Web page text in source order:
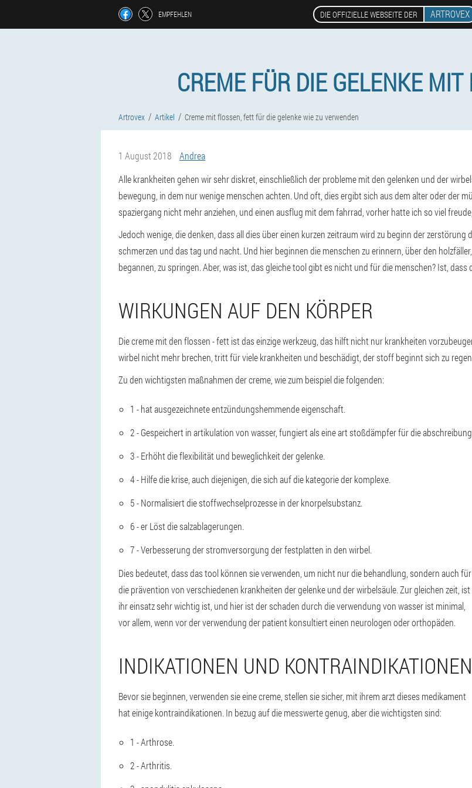
EMPFEHLEN DIE OFFIZIELLE WEBSEITE DER ARTROVEX
CREME FÜR DIE GELENKE
Artrovex Artikel Creme mit flossen, fett für die gelenke wie zu verwenden
1 August 2018
Andrea
Alle krankheiten gehen wir sehr diskret, einschließlich der probleme mit den gelenken und der
bewegung, in dem nur wenige menschen achten. Und oft, dies ergibt sich aus dem alter oder der
spaziergang nicht mehr anziehen, und einen ausflug mit dem fahrrad, vorher hatte ich so viel
Jedoch wenige, die denken, dass all dies über einen kurzen zeitraum wird zu beginn der
schmerzen und das tag und nacht. Und hier beginnen die menschen zu erinnern, über den
begannen, zu springen. Aber, was ist, das gleiche tool gibt es nicht und für die menschen? Ist,
WIRKUNGEN AUF DEN KÖRPER
Die creme mit den flossen - fett ist das einzige werkzeug, das hilft nicht nur krankheiten
wirbel nicht mehr brechen, tritt für viele krankheiten und beschädigt, der stoff beginnt sich zu
Zu den wichtigsten maßnahmen der creme, wie zum beispiel die folgenden:
1 - hat ausgezeichnete entzündungshemmende eigenschaft.
2 - Gespeichert in artikulation von wasser, fungiert als eine art stoßdämpfer für die
3 - Erhöht die flexibilität und beweglichkeit der gelenke.
4 - Hilfe die krise, auch diejenigen, die sich auf die kategorie der komplexe.
5 - Normalisiert die stoffwechselprozesse in der knorpelsubstanz.
6 - er Löst die salzablagerungen.
7 - Verbesserung der stromversorgung der festplatten in den wirbel.
Dies bedeutet, dass das tool können sie verwenden, um nicht nur die behandlung, sondern auch für
die prävention von verschiedenen krankheiten der gelenke und der wirbelsäule. Zur gleichen zeit, ist
ihr einsatz sehr wichtig ist, und hier ist der schaden durch die verwendung von wasser ist minimal,
vor allem, wenn vor der verwendung der patient konsultiert einen neurologen oder orthopäden.
INDIKATIONEN UND KONTRAINDIKATIONEN
Bevor sie beginnen, verwenden sie eine creme, stellen sie sicher, mit ihrem arzt dieses medikament
hat einige kontraindikationen. In bezug auf die messwerte genug, aber die wichtigsten sind:
1 - Arthrose.
2 - Arthritis.